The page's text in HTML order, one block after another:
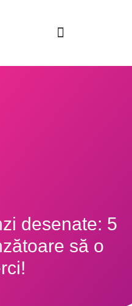
desenate: 5
să o